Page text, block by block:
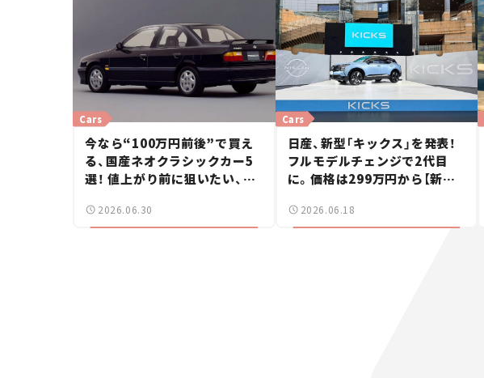
Cars
今なら“100万円前後”で買え
る、国産ネオクラシックカー5
選！ 値上がり前に狙いたい、中
イケてるマイカー選び #02
2026.06.30
Cars
日産、新型「キックス」を発表！
フルモデルチェンジで2代目
に。価格は299万円から【新車
2026.06.18